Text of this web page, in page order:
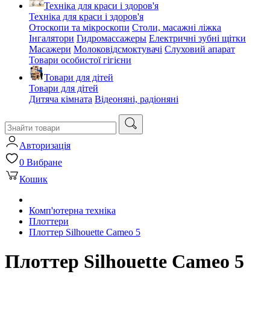
Техніка для краси і здоров'я
Техніка для краси і здоров'я
Отоскопи та мікроскопи Столи, масажні ліжка
Інгалятори Гидромассажеры Електричні зубні щітки
Масажери Молоковідсмоктувачі Слуховий апарат
Товари особистої гігієни
Товари для дітей
Товари для дітей
Дитяча кімната Відеоняні, радіоняні
Авторизація
0 Вибране
Кошик
Комп'ютерна техніка
Плоттери
Плоттер Silhouette Cameo 5
Плоттер Silhouette Cameo 5